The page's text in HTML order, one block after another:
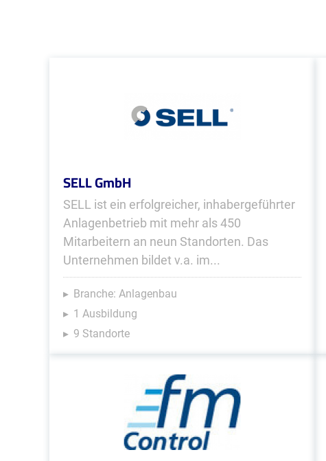
SELL GmbH
SELL ist ein erfolgreicher, inhabergeführter
Anlagenbetrieb mit mehr als 450
Mitarbeitern an neun Standorten. Das
Unternehmen bildet v.a. im...
Branche: Anlagenbau
1 Ausbildung
9 Standorte